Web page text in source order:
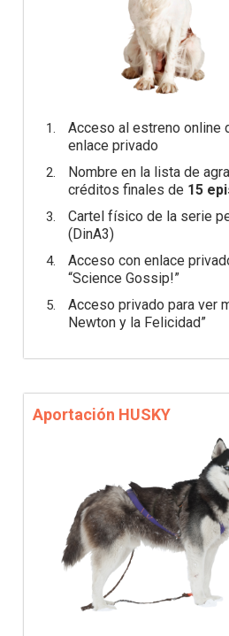
Acceso al estreno online
enlace privado
Nombre en la lista de
créditos finales de 15
Cartel físico de la serie
(DinA3)
Acceso con enlace
“Science Gossip!”
Acceso privado para ver
Newton y la Felicidad”
Aportación HUSKY